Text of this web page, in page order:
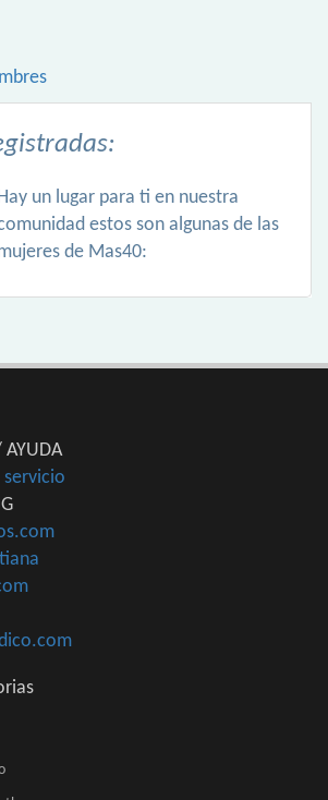
un lugar para ti en nuestra
estos son algunas de las
de Mas40:
AYUDA
servicio